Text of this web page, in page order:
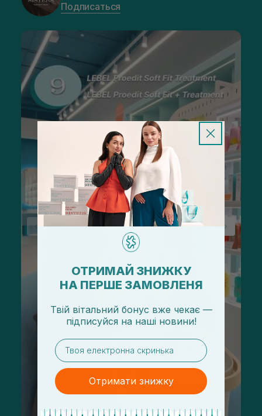
Подписаться
ОТРИМАЙ ЗНИЖКУ
НА ПЕРШЕ ЗАМОВЛЕНЯ
Твій вітальний бонус вже чекає —
підписуйся на наші новини!
email
Отримати знижку